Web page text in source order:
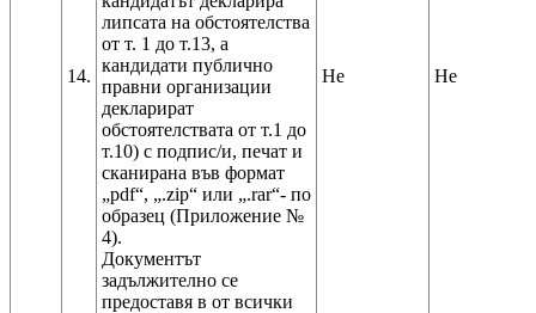
14.
липсата на обстоятелства
от т. 1 до т.13, а
кандидати публично
правни организации
декларират
обстоятелствата от т.1 до
т.10) с подпис/и, печат и
сканирана във формат
„pdf“, „.zip“ или „.rar“- по
образец (Приложение №
4).
Документът
задължително се
предоставя в от всички
Не Не